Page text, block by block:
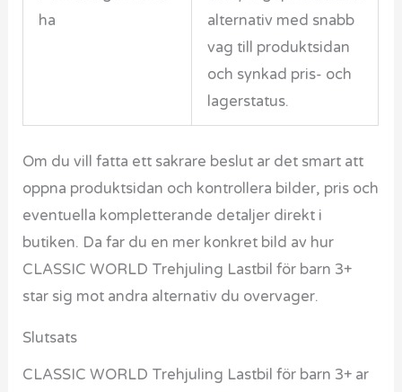
ha
alternativ med snabb
vag till produktsidan
och synkad pris- och
lagerstatus.
Om du vill fatta ett sakrare beslut ar det smart att
oppna produktsidan och kontrollera bilder, pris och
eventuella kompletterande detaljer direkt i
butiken. Da far du en mer konkret bild av hur
CLASSIC WORLD Trehjuling Lastbil för barn 3+
star sig mot andra alternativ du overvager.
Slutsats
CLASSIC WORLD Trehjuling Lastbil för barn 3+ ar